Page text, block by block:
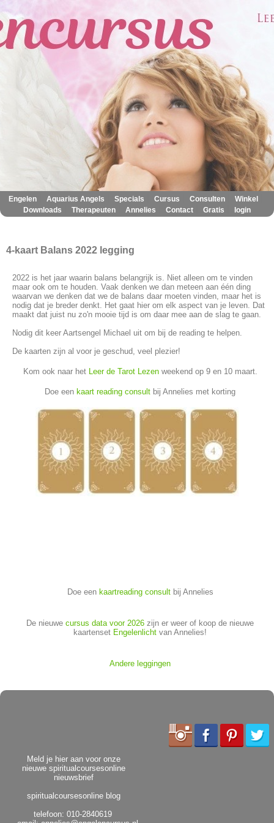
Engelen Aquarius Angels Specials Cursus Consulten Winkel
Downloads Therapeuten Annelies Contact Gratis login
4-kaart Balans 2022 legging
2022 is het jaar waarin balans belangrijk is. Niet alleen om te vinden
maar ook om te houden. Vaak denken we dan meteen aan één ding
waarvan we denken dat we de balans daar moeten vinden, maar het is
nodig dat je breder denkt. Het gaat hier om elk aspect van je leven. Dat
maakt dat juist nu zo'n mooie tijd is om daar mee aan de slag te gaan.
Nodig dit keer Aartsengel Michael uit om bij de reading te helpen.
De kaarten zijn al voor je geschud, veel plezier!
Kom ook naar het Leer de Tarot Lezenweekend op 9 en 10 maart.
Doe een kaart reading consult bij Annelies met korting
Doe een kaartreading consultbij Annelies
De nieuwe cursus data voor 2026 zijn er weer of koop de nieuwe
kaartenset Engelenlicht van Annelies!
Andere leggingen
Meld je hier aan voor onze
nieuwe spiritualcoursesonline
nieuwsbrief
spiritualcoursesonline blog
telefoon: 010-2840619